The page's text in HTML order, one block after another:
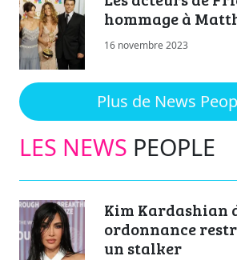
hommage à
16 novembre 2023
Plus de News
LES NEWS PEOPLE
Kim Kardashian
ordonnance
un stalker